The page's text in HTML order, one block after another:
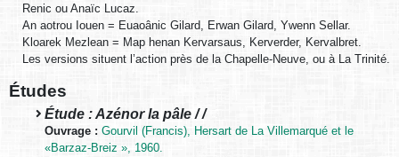
Renic ou Anaïc Lucaz.
An aotrou Iouen = Euaoânic Gilard, Erwan Gilard, Ywenn Sellar.
Kloarek Mezlean = Map henan Kervarsaus, Kerverder, Kervalbret.
Les versions situent l’action près de la Chapelle-Neuve, ou à La Trinité.
Études
Étude : Azénor la pâle / /
Ouvrage : Gourvil (Francis), Hersart de La Villemarqué et le
«Barzaz-Breiz », 1960.